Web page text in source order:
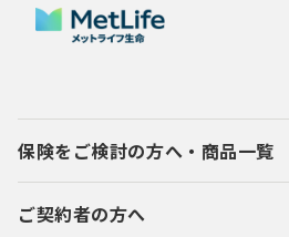
保険をご検討の方へ・商品一覧
ご契約者の方へ